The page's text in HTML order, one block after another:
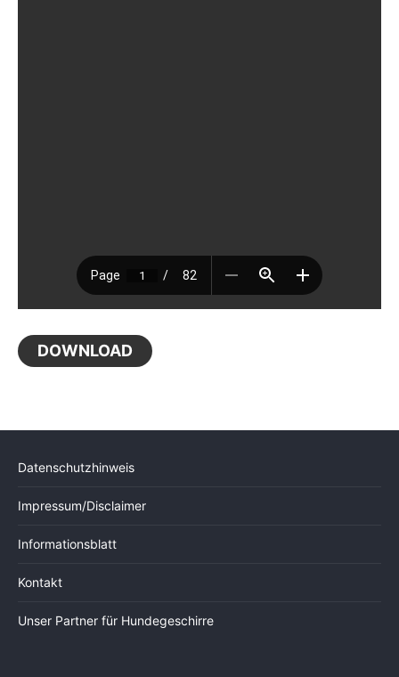
DOWNLOAD
Datenschutzhinweis
Impressum/Disclaimer
Informationsblatt
Kontakt
Unser Partner für Hundegeschirre